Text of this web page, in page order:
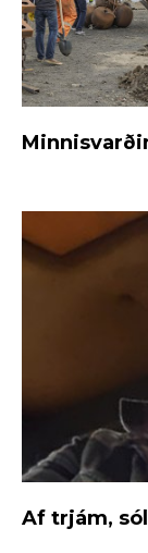
Af trjám,